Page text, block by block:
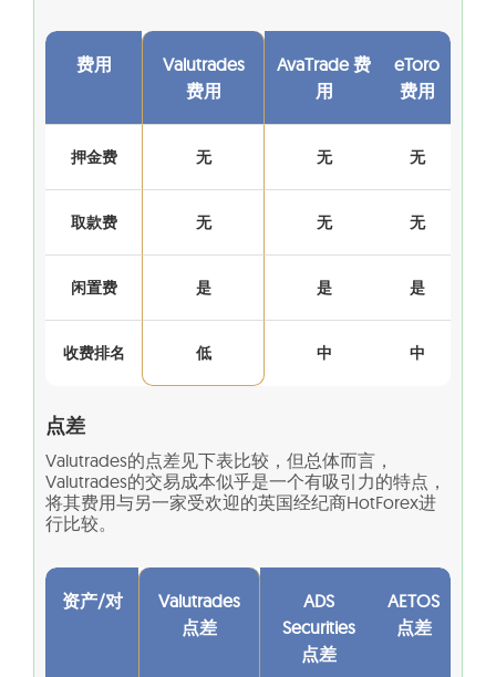
费用
Valutrades
费用
AvaTrade 费
用
eToro
费用
押金费 无 无 无
取款费 无 无 无
闲置费 是 是 是
收费排名 低 中 中
点差
Valutrades的点差见下表比较，但总体而言，
Valutrades的交易成本似乎是一个有吸引力的特点，
将其费用与另一家受欢迎的英国经纪商HotForex进
行比较。
资产/对
Valutrades
点差
ADS
Securities
点差
AETOS
点差